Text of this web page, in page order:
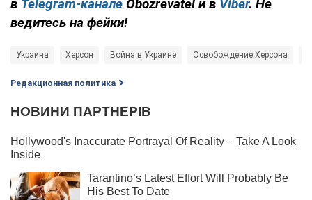
в Telegram-канале Obozrevatel и в Viber. Не
ведитесь на фейки!
Украина Херсон Война в Украине Освобождение Херсона
Редакционная политика